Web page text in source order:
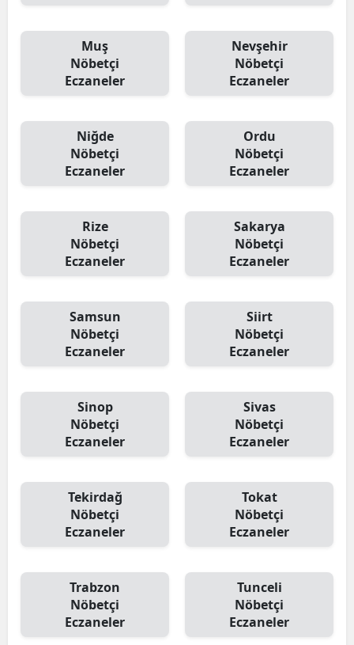
Muş
Nöbetçi
Eczaneler
Nevşehir
Nöbetçi
Eczaneler
Niğde
Nöbetçi
Eczaneler
Ordu
Nöbetçi
Eczaneler
Rize
Nöbetçi
Eczaneler
Sakarya
Nöbetçi
Eczaneler
Samsun
Nöbetçi
Eczaneler
Siirt
Nöbetçi
Eczaneler
Sinop
Nöbetçi
Eczaneler
Sivas
Nöbetçi
Eczaneler
Tekirdağ
Nöbetçi
Eczaneler
Tokat
Nöbetçi
Eczaneler
Trabzon
Nöbetçi
Eczaneler
Tunceli
Nöbetçi
Eczaneler